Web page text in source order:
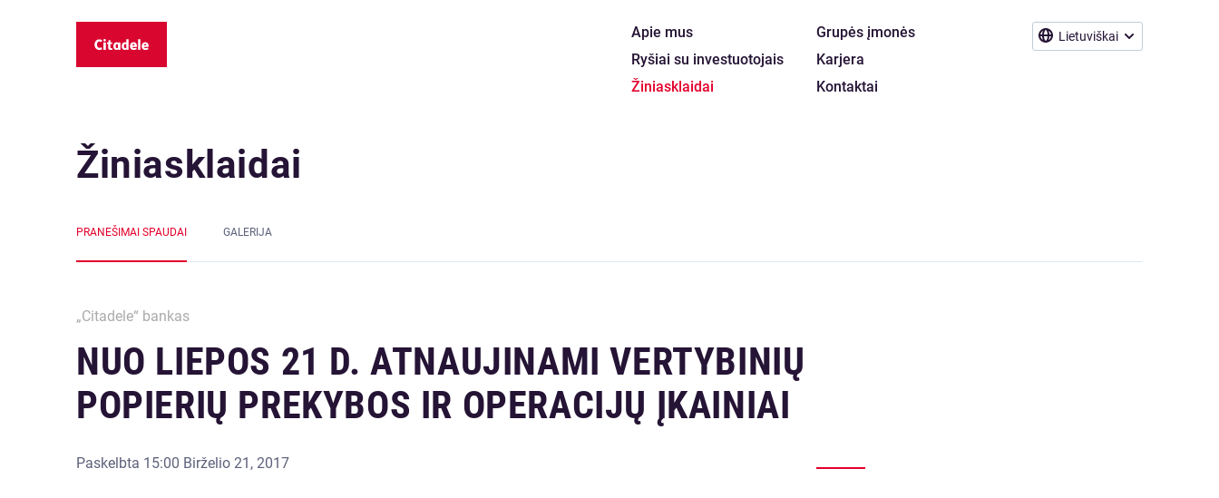
Lietuviškai
Apie mus
Ryšiai su investuotojais
Žiniasklaidai
Grupės įmonės
Karjera
Kontaktai
Žiniasklaidai
PRANEŠIMAI SPAUDAI GALERIJA
„Citadele“ bankas
NUO LIEPOS 21 D. ATNAUJINAMI VERTYBINIŲ
POPIERIŲ PREKYBOS IR OPERACIJŲ ĮKAINIAI
Paskelbta 15:00 Birželio 21, 2017